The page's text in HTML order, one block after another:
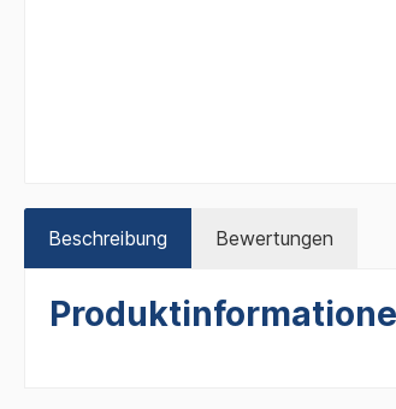
Beschreibung Bewertungen